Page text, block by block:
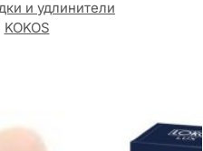
и удлинители
KOKOS